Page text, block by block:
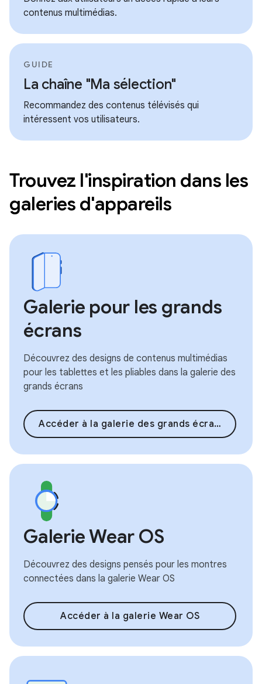
contenus multimédias.
GUIDE
La chaîne "Ma sélection"
Recommandez des contenus télévisés qui
intéressent vos utilisateurs.
Trouvez l'inspiration dans les
galeries d'appareils
Galerie pour les grands
écrans
Découvrez des designs de contenus multimédias
pour les tablettes et les pliables dans la galerie des
grands écrans
Accéder à la galerie des grands écrans
Galerie Wear OS
Découvrez des designs pensés pour les montres
connectées dans la galerie Wear OS
Accéder à la galerie Wear OS